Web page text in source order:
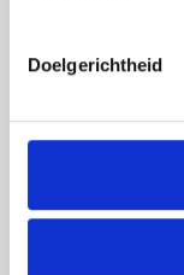
Doelgerichtheid